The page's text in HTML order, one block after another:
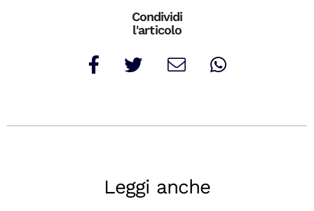
Condividi
l'articolo
Leggi anche